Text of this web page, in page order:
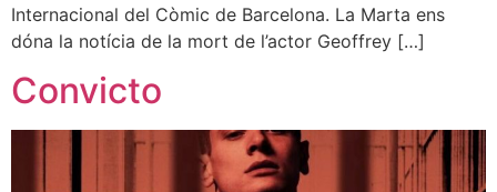
Internacional del Còmic de Barcelona. La Marta ens
dóna la notícia de la mort de l’actor Geoffrey […]
Convicto